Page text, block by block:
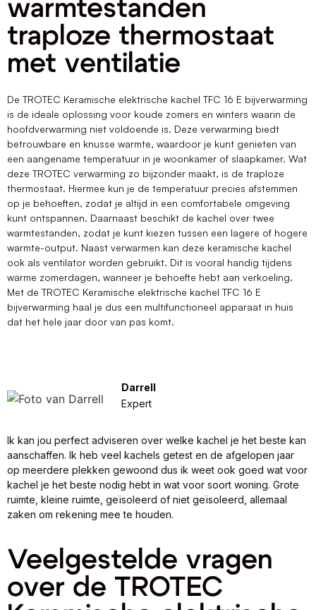
warmtestanden
traploze thermostaat
met ventilatie
De TROTEC Keramische elektrische kachel TFC 16 E bijverwarming
is de ideale oplossing voor koude zomers en winters waarin de
hoofdverwarming niet voldoende is. Deze verwarming biedt
betrouwbare en knusse warmte, waardoor je kunt genieten van
een aangename temperatuur in je woonkamer of slaapkamer. Wat
deze TROTEC verwarming zo bijzonder maakt, is de traploze
thermostaat. Hiermee kun je de temperatuur precies afstemmen
op je behoeften, zodat je altijd in een comfortabele omgeving
kunt ontspannen. Daarnaast beschikt de kachel over twee
warmtestanden, zodat je kunt kiezen tussen een lagere of hogere
warmte-output. Naast verwarmen kan deze keramische kachel
ook als ventilator worden gebruikt. Dit is vooral handig tijdens
warme zomerdagen, wanneer je behoefte hebt aan verkoeling.
Met de TROTEC Keramische elektrische kachel TFC 16 E
bijverwarming haal je dus een multifunctioneel apparaat in huis
dat het hele jaar door van pas komt.
Darrell
Expert
Ik kan jou perfect adviseren over welke kachel je het beste kan
aanschaffen. Ik heb veel kachels getest en de afgelopen jaar
op meerdere plekken gewoond dus ik weet ook goed wat voor
kachel je het beste nodig hebt in wat voor soort woning. Grote
ruimte, kleine ruimte, geïsoleerd of niet geïsoleerd, allemaal
zaken om rekening mee te houden.
Veelgestelde vragen
over de TROTEC